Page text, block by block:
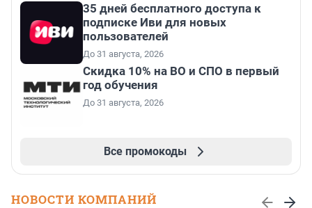
35 дней бесплатного доступа к
подписке Иви для новых
пользователей
До 31 августа, 2026
Скидка 10% на ВО и СПО в первый
год обучения
До 31 августа, 2026
Все промокоды
НОВОСТИ КОМПАНИЙ